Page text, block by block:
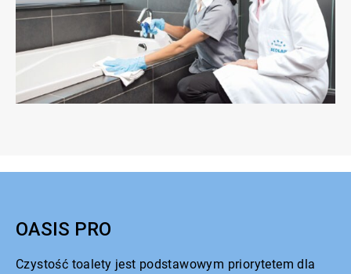
OASIS PRO
Czystość toalety jest podstawowym priorytetem dla